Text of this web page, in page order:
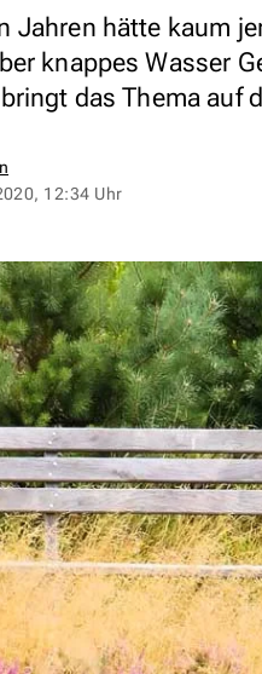
Jahren hätte kaum
knappes Wasser
das Thema auf
12:34 Uhr